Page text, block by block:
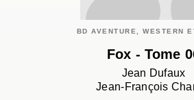
BD AVENTURE, WESTERN
Fox - Tome
Jean Dufaux
Jean-François